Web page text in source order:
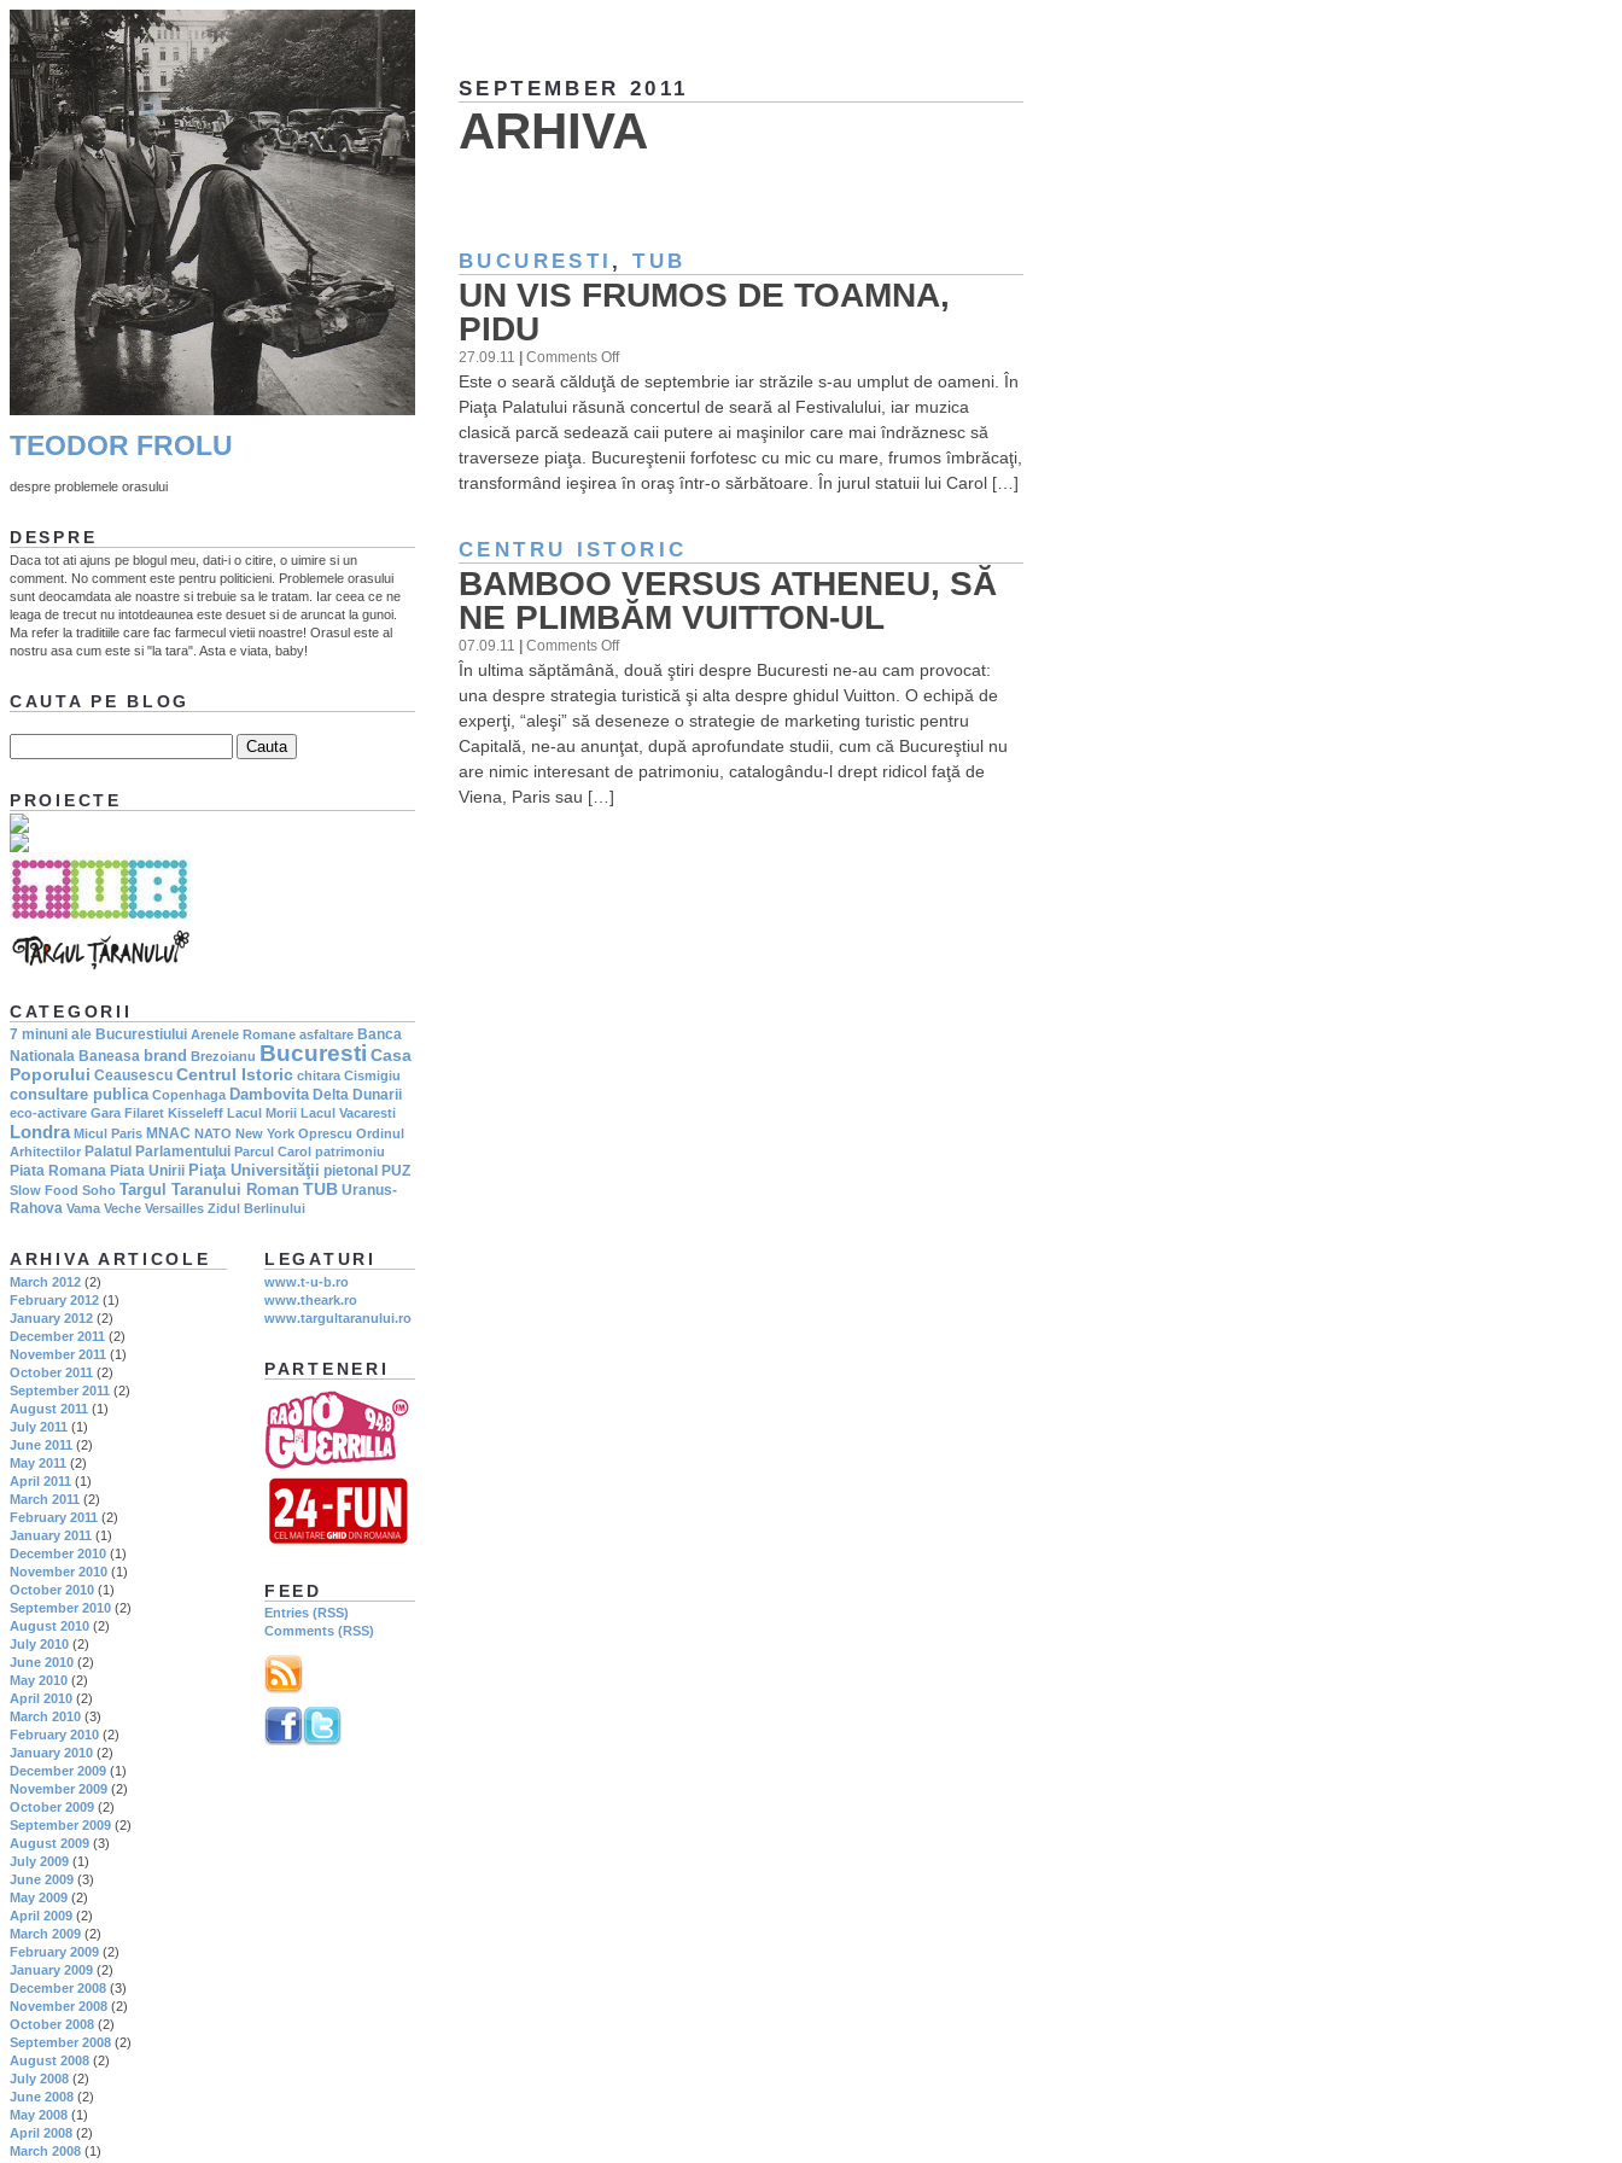
SEPTEMBER 2011
ARHIVA
BUCURESTI ,TUB
UN VIS FRUMOS DE TOAMNA,
PIDU
27.09.11 Comments Offon
Un
vis
frumos
de
toamna,
Este o seară călduţă de septembrie iar străzile s-au umplut de oameni. În
Piaţa Palatului răsună concertul de seară al Festivalului, iar muzica
clasică parcă sedează caii putere ai maşinilor care mai îndrăznesc să
traverseze piaţa. Bucureştenii forfotesc cu mic cu mare, frumos îmbrăcaţi,
transformând ieşirea în oraş într-o sărbătoare. În jurul statuii lui Carol […]
CENTRU ISTORIC
BAMBOO VERSUS ATHENEU, SĂ
NE PLIMBĂM VUITTON-UL
07.09.11 Comments Offon
Bamboo
versus
Atheneu,
să
ne
În ultima săptămână, două ştiri despre Bucuresti ne-au cam provocat:
una despre strategia turistică şi alta despre ghidul Vuitton. O echipă de
experţi, “aleşi” să deseneze o strategie de marketing turistic pentru
Capitală, ne-au anunţat, după aprofundate studii, cum că Bucureştiul nu
are nimic interesant de patrimoniu, catalogându-l drept ridicol faţă de
Viena, Paris sau […]
TEODOR FROLU
despre problemele orasului
DESPRE
Daca tot ati ajuns pe blogul meu, dati-i o citire, o uimire si un
comment. No comment este pentru politicieni. Problemele orasului
sunt deocamdata ale noastre si trebuie sa le tratam. Iar ceea ce ne
leaga de trecut nu intotdeaunea este desuet si de aruncat la gunoi.
Ma refer la traditiile care fac farmecul vietii noastre! Orasul este al
nostru asa cum este si "la tara". Asta e viata, baby!
CAUTA PE BLOG
PROIECTE
CATEGORII
7 minuni ale Bucurestiului Arenele Romane asfaltare Banca
Nationala Baneasa brand Brezoianu Bucuresti Casa
Poporului Ceausescu Centrul Istoric chitara Cismigiu
consultare publica Copenhaga Dambovita Delta Dunarii
eco-activare Gara Filaret Kisseleff Lacul Morii Lacul Vacaresti
Londra Micul Paris MNAC NATO New York Oprescu Ordinul
Arhitectilor Palatul Parlamentului Parcul Carol patrimoniu
Piata Romana Piata Unirii Piaţa Universităţii pietonal PUZ
Slow Food Soho Targul Taranului Roman TUB Uranus-
Rahova Vama Veche Versailles Zidul Berlinului
LEGATURI
www.t-u-b.ro
www.theark.ro
www.targultaranului.ro
PARTENERI
FEED
Entries (RSS)
Comments (RSS)
ARHIVA ARTICOLE
March 2012 (2)
February 2012 (1)
January 2012 (2)
December 2011 (2)
November 2011 (1)
October 2011 (2)
September 2011 (2)
August 2011 (1)
July 2011 (1)
June 2011 (2)
May 2011 (2)
April 2011 (1)
March 2011 (2)
February 2011 (2)
January 2011 (1)
December 2010 (1)
November 2010 (1)
October 2010 (1)
September 2010 (2)
August 2010 (2)
July 2010 (2)
June 2010 (2)
May 2010 (2)
April 2010 (2)
March 2010 (3)
February 2010 (2)
January 2010 (2)
December 2009 (1)
November 2009 (2)
October 2009 (2)
September 2009 (2)
August 2009 (3)
July 2009 (1)
June 2009 (3)
May 2009 (2)
April 2009 (2)
March 2009 (2)
February 2009 (2)
January 2009 (2)
December 2008 (3)
November 2008 (2)
October 2008 (2)
September 2008 (2)
August 2008 (2)
July 2008 (2)
June 2008 (2)
May 2008 (1)
April 2008 (2)
March 2008 (1)